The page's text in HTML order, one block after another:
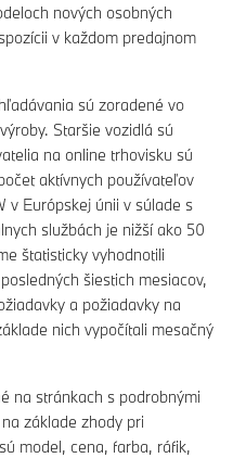
nových osobných
v každom predajnom
sú zoradené vo
Staršie vozidlá sú
na online trhovisku sú
aktívnych používateľov
v Európskej únii v súlade s
službách je nižší ako 50
štatisticky vyhodnotili
šiestich mesiacov,
a požiadavky na
nich vypočítali mesačný
na stránkach s podrobnými
základe zhody pri
model, cena, farba, ráfik,